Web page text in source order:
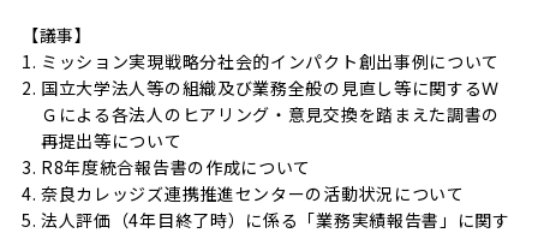
【議事】
ミッション実現戦略分社会的インパクト創出事例について
国立大学法人等の組織及び業務全般の見直し等に関するＷ
Ｇによる各法人のヒアリング・意見交換を踏まえた調書の
再提出等について
R8年度統合報告書の作成について
奈良カレッジズ連携推進センターの活動状況について
法人評価（4年目終了時）に係る「業務実績報告書」に関す